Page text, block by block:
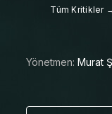
Tüm Kritikler
Yönetmen: Murat